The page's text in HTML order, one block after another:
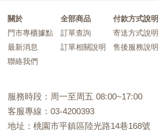
關於
門市專櫃據點
最新消息
聯絡我們
全部商品
訂單查詢
訂單相關說明
付款方式說明
寄送方式說明
售後服務說明
服務時段：周一至周五 08:00~17:00
客服專線：03-4200393
地址：桃園市平鎮區陸光路14巷168號